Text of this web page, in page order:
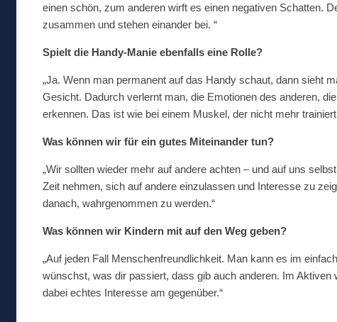
einen schön, zum anderen wirft es einen negativen Schatten.
zusammen und stehen einander bei. “
Spielt die Handy-Manie ebenfalls eine Rolle?
„Ja. Wenn man permanent auf das Handy schaut, dann sieht
Gesicht. Dadurch verlernt man, die Emotionen des anderen,
erkennen. Das ist wie bei einem Muskel, der nicht mehr trainiert
Was können wir für ein gutes Miteinander tun?
„Wir sollten wieder mehr auf andere achten – und auf uns
Zeit nehmen, sich auf andere einzulassen und Interesse zu
danach, wahrgenommen zu werden.“
Was können wir Kindern mit auf den Weg geben?
„Auf jeden Fall Menschenfreundlichkeit. Man kann es im
wünschst, was dir passiert, dass gib auch anderen. Im Aktiven
dabei echtes Interesse am gegenüber.“